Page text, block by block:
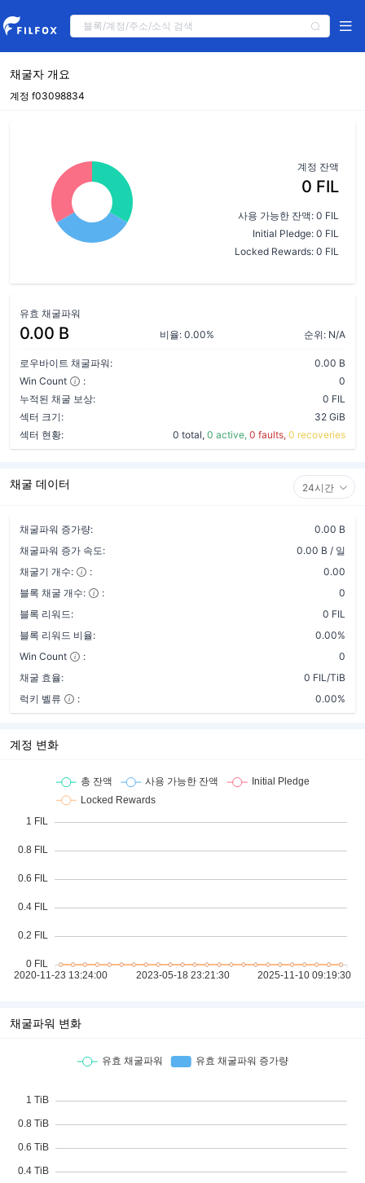
채굴자 개요
계정 f03098834
계정 잔액
0 FIL
사용 가능한 잔액: 0 FIL
Initial Pledge: 0 FIL
Locked Rewards: 0 FIL
유효 채굴파워
0.00 B 비율: 0.00% 순위: N/A
로우바이트 채굴파워:
0.00 B
Win Count
:
0
누적된 채굴 보상:
0 FIL
섹터 크기:
32 GiB
섹터 현황:
0 total, 0 active, 0 faults, 0 recoveries
채굴 데이터 24시간
채굴파워 증가량:
0.00 B
채굴파워 증가 속도:
0.00 B / 일
채굴기 개수:
:
0.00
블록 채굴 개수:
:
0
블록 리워드:
0 FIL
블록 리워드 비율:
0.00%
Win Count
:
0
채굴 효율:
0 FIL/TiB
럭키 벨류
: 0.00%
계정 변화
채굴파워 변화